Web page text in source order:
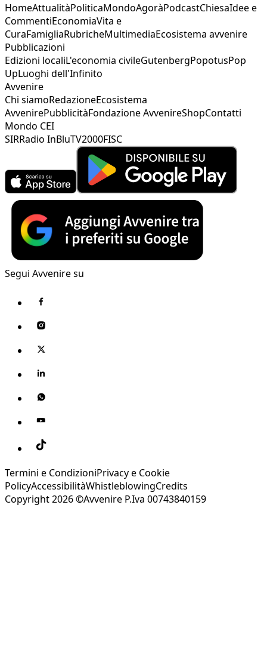
HomeAttualitàPoliticaMondoAgoràPodcastChiesaIdee e
CommentiEconomiaVita e
CuraFamigliaRubricheMultimediaEcosistema avvenire
Pubblicazioni
Edizioni localiL'economia civileGutenbergPopotusPop
UpLuoghi dell'Infinito
Avvenire
Chi siamoRedazioneEcosistema
AvvenirePubblicitàFondazione AvvenireShopContatti
Mondo CEI
SIRRadio InBluTV2000FISC
Segui Avvenire su
Termini e CondizioniPrivacy e Cookie
PolicyAccessibilitàWhistleblowingCredits
Copyright 2026 ©Avvenire P.Iva 00743840159